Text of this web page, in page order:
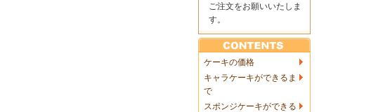
ご注文をお願いいたしま
す。
ケーキの価格
キャラケーキができるま
で
スポンジケーキができる